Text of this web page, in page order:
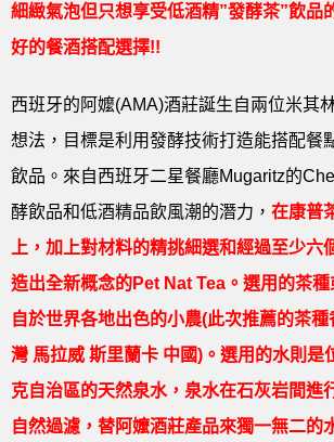
細緻氣泡但只想享受低酒精”發酵茶”飲品
好的餐酒搭配選擇!!
西班牙的阿嬤(AMA)酒莊誕生自兩位米其
想法，目標是利用發酵技術打造能搭配餐
飲品。來自西班牙二星餐廳Mugaritz的
酵飲品和低酒精品飲風潮的潛力， 在康普
上，加上對材料的精挑細選和經過至少六
造出全新概念的Pet Nat Tea。選用的茶
自於世界各地出色的小農(此次推薦的茶
灣 馬拉威 斯里蘭卡 中國)。選用的水則是
克自治區的天然泉水，泉水在石灰岩間進
自然過濾，替阿嬤酒莊產品來獨一無二的